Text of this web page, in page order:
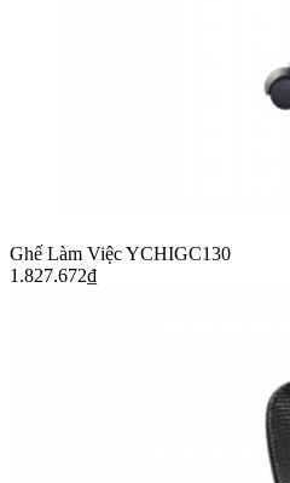
Ghế Làm Việc YCHIGC130
1.827.672₫